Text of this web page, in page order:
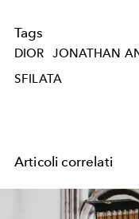
Tags
DIOR JONATHAN
SFILATA
Articoli correlati